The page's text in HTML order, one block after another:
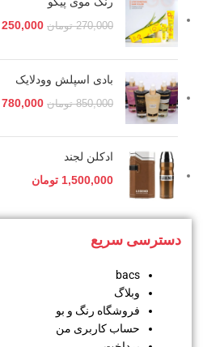
270,000 تومان 250,000
بادی اسپلش وودلایک
850,000 تومان 780,000
ادکلن لجند
1,500,000 تومان
دسترسی سریع
bacs
وبلاگ
فروشگاه رنگ و بو
حساب کاربری من